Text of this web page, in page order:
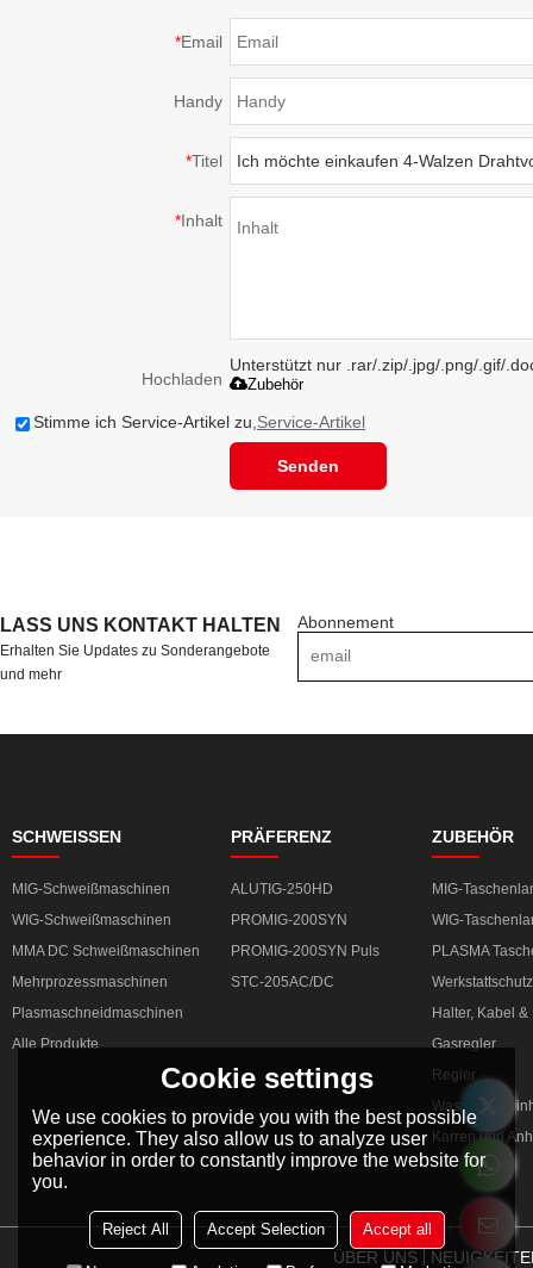
*Email
Handy
*Titel
*Inhalt
Hochladen
Unterstützt nur .rar/.zip/.jpg/.png/.gif/
Zubehör
Stimme ich Service-Artikel zu,Service-Artikel
Senden
LASS UNS KONTAKT HALTEN
Erhalten Sie Updates zu Sonderangebote
und mehr
Abonnement
SCHWEISSEN
MIG-Schweißmaschinen
WIG-Schweißmaschinen
MMA DC Schweißmaschinen
Mehrprozessmaschinen
Plasmaschneidmaschinen
Alle Produkte
PRÄFERENZ
ALUTIG-250HD
PROMIG-200SYN
PROMIG-200SYN Puls
STC-205AC/DC
ZUBEHÖR
MIG-
WIG-
PLASMA
Werkstattschutz
Halter, Kabel
Gasregler
Regler
Karren und
ÜBER UNS
Cookie settings
We use cookies to provide you with the best possible
experience. They also allow us to analyze user
behavior in order to constantly improve the website for
you.
Reject All Accept Selection Accept all